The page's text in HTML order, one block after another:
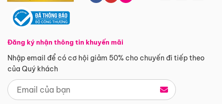
Đăng ký nhận thông tin khuyến mãi
Nhập email để có cơ hội giảm 50% cho chuyến đi tiếp theo
của Quý khách